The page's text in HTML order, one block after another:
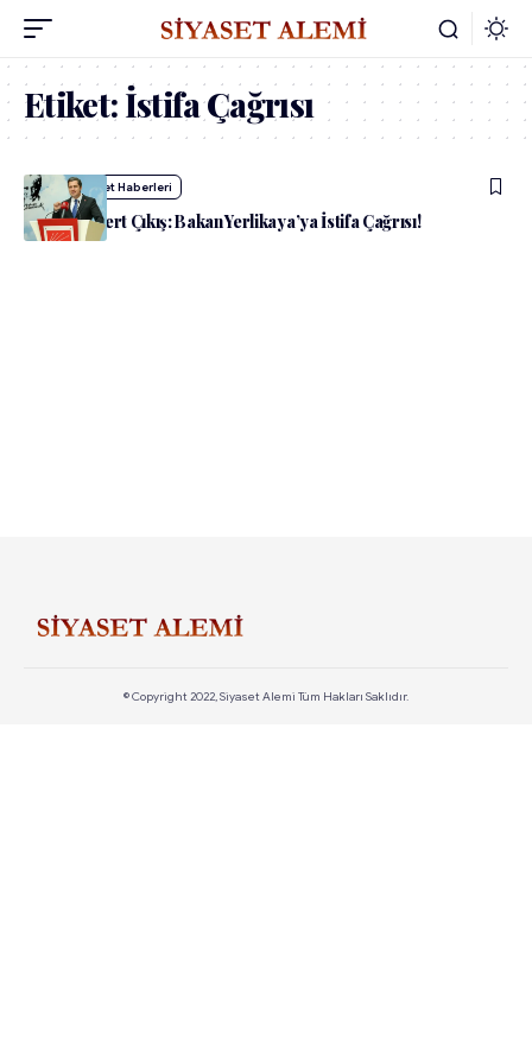
Etiket:İstifa Çağrısı
admin Siyaset Haberleri
CHP’den Sert Çıkış: Bakan Yerlikaya’ya İstifa Çağrısı!
© Copyright 2022, Siyaset Alemi Tüm Hakları Saklıdır.